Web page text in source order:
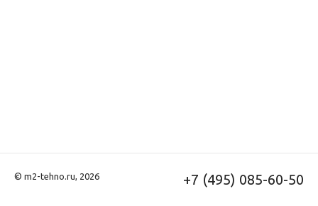
© m2-tehno.ru, 2026 +7 (495) 085-60-50